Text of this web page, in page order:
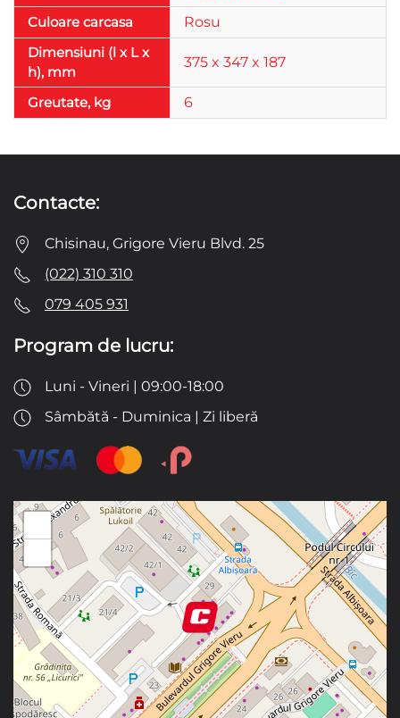
Culoare carcasa
Rosu
Dimensiuni (l x L x
h), mm
375 x 347 x 187
Greutate, kg 6
Contacte:
Chisinau, Grigore Vieru Blvd. 25
(022) 310 310
079 405 931
Program de lucru:
Luni - Vineri | 09:00-18:00
Sâmbătă - Duminica | Zi liberă